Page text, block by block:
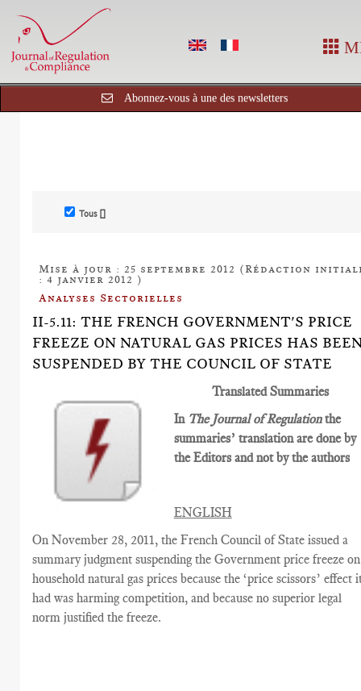
Abonnez-vous à une des newsletters
Tous []
Mise à jour : 25 septembre 2012 (Rédaction
: 4 janvier 2012 )
Analyses Sectorielles
II-5.11: THE FRENCH GOVERNMENT'S PRICE
FREEZE ON NATURAL GAS PRICES HAS
SUSPENDED BY THE COUNCIL OF STATE
Translated Summaries
In The Journal of Regulationthe
summaries’ translation are done by
the Editors and not by the authors
ENGLISH
On November 28, 2011, the French Council of State issued a
summary judgment suspending the Government price freeze on
household natural gas prices because the ‘price scissors’ effect
had was harming competition, and because no superior legal
norm justified the freeze.